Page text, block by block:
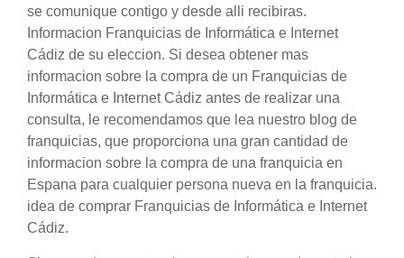
se comunique contigo y desde alli recibiras.
Informacion Franquicias de Informática e Internet
Cádiz de su eleccion. Si desea obtener mas
informacion sobre la compra de un Franquicias de
Informática e Internet Cádiz antes de realizar una
consulta, le recomendamos que lea nuestro blog de
franquicias, que proporciona una gran cantidad de
informacion sobre la compra de una franquicia en
Espana para cualquier persona nueva en la franquicia.
idea de comprar Franquicias de Informática e Internet
Cádiz.